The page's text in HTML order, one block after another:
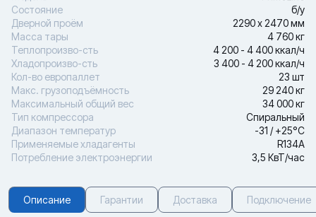
Состояние
б/у
Дверной проём
2290 х 2470 мм
Масса тары
4 760 кг
Теплопроизво-сть
4 200 - 4 400 ккал/ч
Хладопроизво-сть
3 400 - 4 200 ккал/ч
Кол-во европаллет
23 шт
Макс. грузоподъёмность
29 240 кг
Максимальный общий вес
34 000 кг
Тип компрессора
Спиральный
Диапазон температур
-31 / +25°С
Применяемые хладагенты
R134A
Потребление электроэнергии
3,5 КвТ/час
Описание Гарантии Доставка Подключение